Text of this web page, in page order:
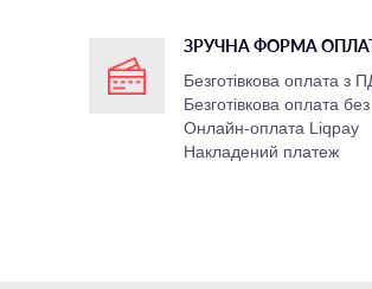
ЗРУЧНА ФОРМА
Безготівкова оплата з
Безготівкова оплата
Онлайн-оплата Liqpay
Накладений платеж